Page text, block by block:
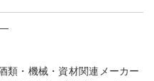
類・機械・資材関連メーカー